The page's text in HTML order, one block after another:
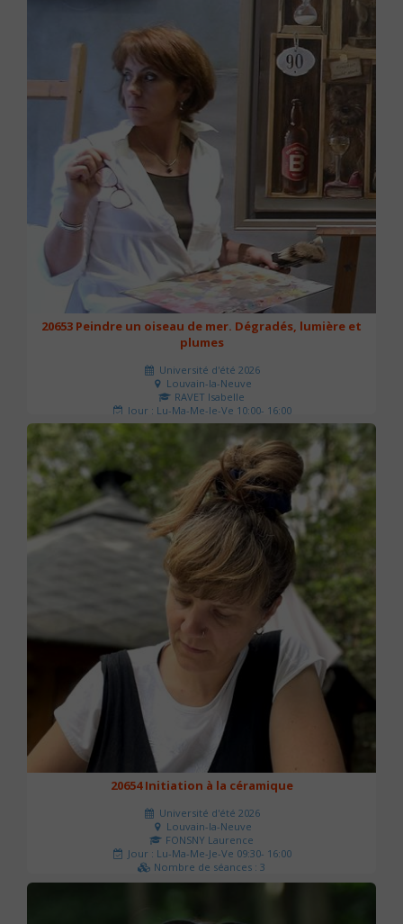
20653 Peindre un oiseau de mer. Dégradés, lumière et
plumes
Université d'été 2026
Louvain-la-Neuve
RAVET Isabelle
Jour : Lu-Ma-Me-Je-Ve 10:00- 16:00
Nombre de séances : 2
20654 Initiation à la céramique
Université d'été 2026
Louvain-la-Neuve
FONSNY Laurence
Jour : Lu-Ma-Me-Je-Ve 09:30- 16:00
Nombre de séances : 3
190 €